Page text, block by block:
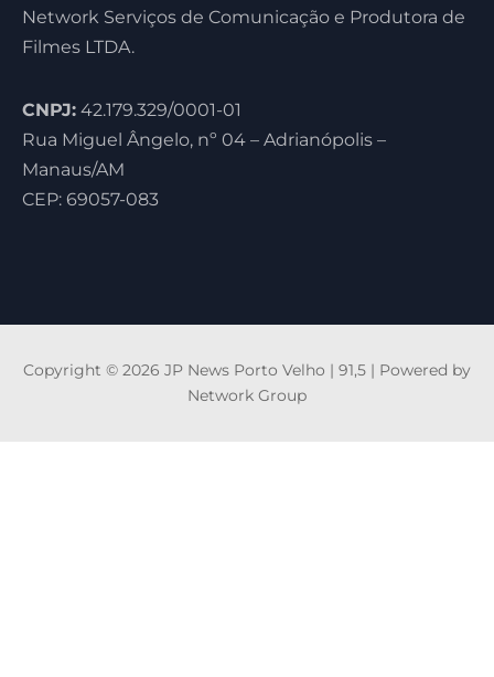
Network Serviços de Comunicação e Produtora de
Filmes LTDA.
CNPJ: 42.179.329/0001-01
Rua Miguel Ângelo, nº 04 – Adrianópolis –
Manaus/AM
CEP: 69057-083
Copyright © 2026 JP News Porto Velho | 91,5 | Powered by
Network Group